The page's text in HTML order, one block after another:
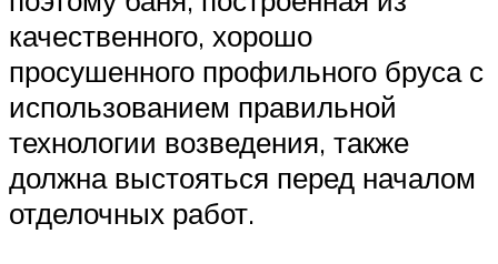
качественного, хорошо
просушенного профильного бруса с
использованием правильной
технологии возведения, также
должна выстояться перед началом
отделочных работ.